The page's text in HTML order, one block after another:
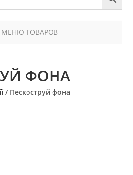
МЕНЮ ТОВАРОВ
ФОНА
/ Пескоструй фона